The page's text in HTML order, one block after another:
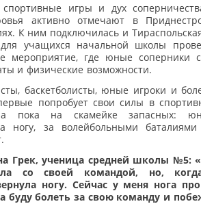
спортивные игры и дух
активно отмечают в
К ним подключилась и
учащихся начальной школы
мероприятие, где юные соперники
и физические возможности.
баскетболисты, юные игроки и
попробует свои силы в
пока на скамейке запасных:
ногу, за волейбольными
Грек, ученица средней школы №5:
со своей командой, но,
ногу. Сейчас у меня нога
буду болеть за свою команду и